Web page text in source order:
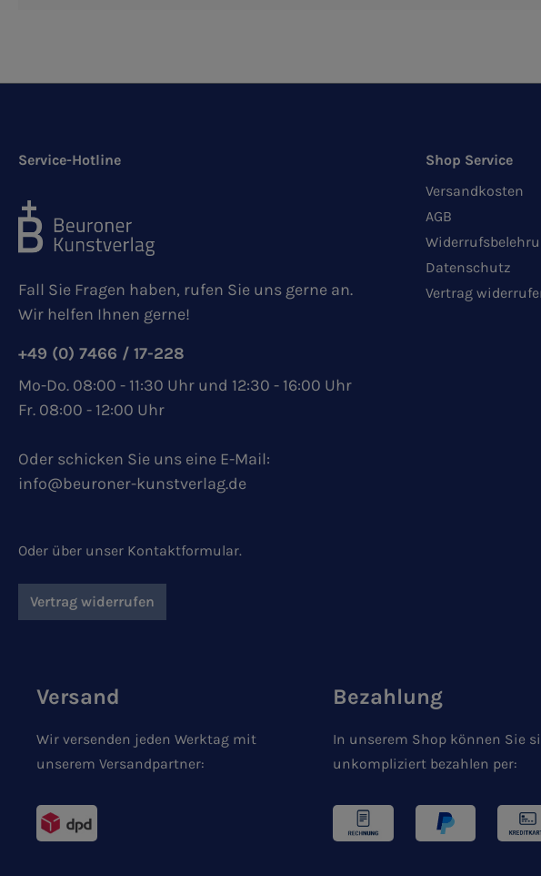
Service-Hotline
Fall Sie Fragen haben, rufen Sie uns gerne an.
Wir helfen Ihnen gerne!
+49 (0) 7466 / 17-228
Mo-Do. 08:00 - 11:30 Uhr und 12:30 - 16:00 Uhr
Fr. 08:00 - 12:00 Uhr
Oder schicken Sie uns eine E-Mail:
info@beuroner-kunstverlag.de
Oder über unser Kontaktformular.
Vertrag widerrufen
Shop Service
Versandkosten
AGB
Datenschutz
Vertrag
Versand
Wir versenden jeden Werktag mit
unserem Versandpartner:
Bezahlung
In unserem Shop können Sie
unkompliziert bezahlen per: